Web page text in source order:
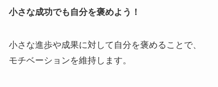
小さな成功でも自分を褒めよう！
小さな進歩や成果に対して自分を褒めることで、
モチベーションを維持します。